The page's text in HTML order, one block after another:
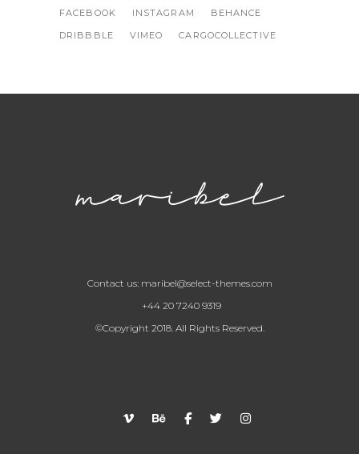
FACEBOOK INSTAGRAM
BEHANCE
DRIBBBLE
VIMEO CARGOCOLLECTIVE
Contact us: maribel@select-themes.com
+44 20 7240 9319
©Copyright 2018. All Rights Reserved.